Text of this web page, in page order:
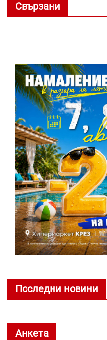
Свързани
Последни новини
Анкета